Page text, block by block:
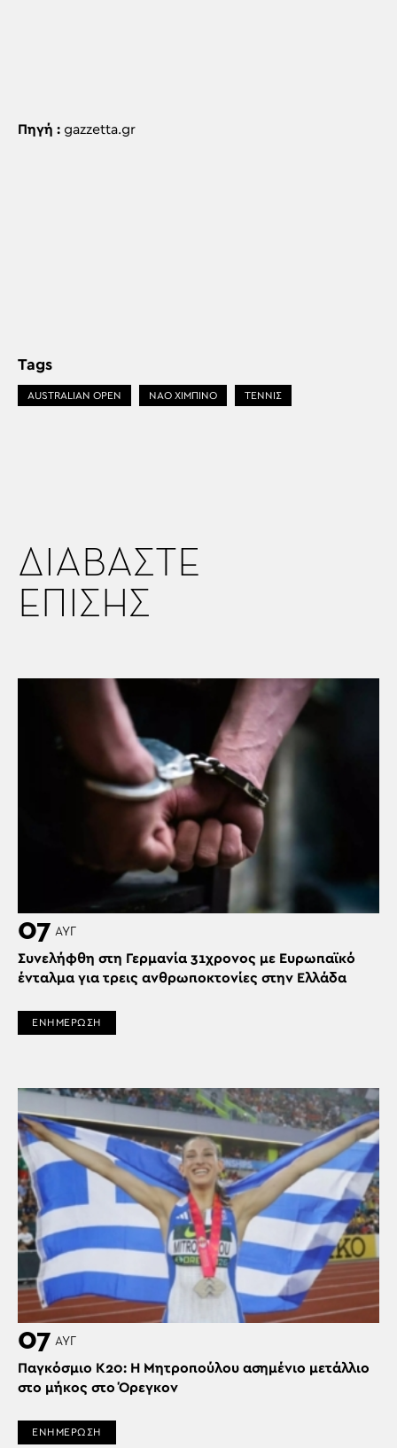
Πηγή : gazzetta.gr
Tags
AUSTRALIAN OPEN ΝΑΟ ΧΙΜΠΙΝΟ ΤΕΝΝΙΣ
ΔΙΑΒΑΣΤΕ
ΕΠΙΣΗΣ
07 ΑΥΓ
Συνελήφθη στη Γερμανία 31χρονος με Ευρωπαϊκό
ένταλμα για τρεις ανθρωποκτονίες στην Ελλάδα
ΕΝΗΜΕΡΩΣΗ
07 ΑΥΓ
Παγκόσμιο Κ20: Η Μητροπούλου ασημένιο μετάλλιο
στο μήκος στο Όρεγκον
ΕΝΗΜΕΡΩΣΗ